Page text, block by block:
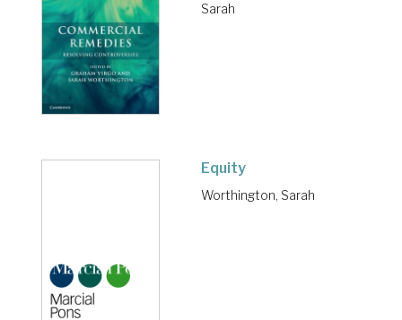
Sarah
Equity
Worthington, Sarah